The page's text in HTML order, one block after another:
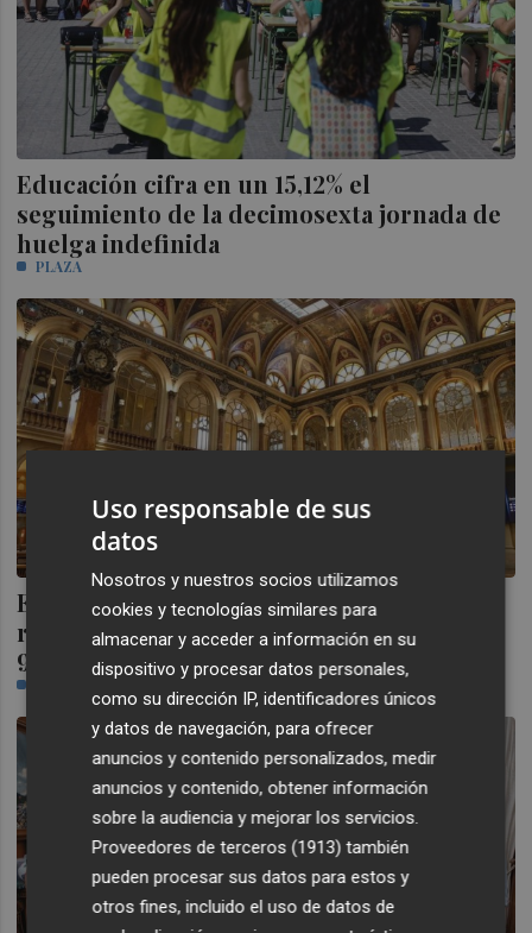
Educación cifra en un 15,12% el
seguimiento de la decimosexta jornada de
huelga indefinida
PLAZA
El Ibex pierde los 18.200 puntos tras
retroceder un 0,97%, con el crudo en los
96 dólares
Uso responsable de sus
datos
Nosotros y nuestros socios utilizamos
cookies y tecnologías similares para
almacenar y acceder a información en su
dispositivo y procesar datos personales,
como su dirección IP, identificadores únicos
y datos de navegación, para ofrecer
anuncios y contenido personalizados, medir
anuncios y contenido, obtener información
sobre la audiencia y mejorar los servicios.
Proveedores de terceros (1913) también
pueden procesar sus datos para estos y
otros fines, incluido el uso de datos de